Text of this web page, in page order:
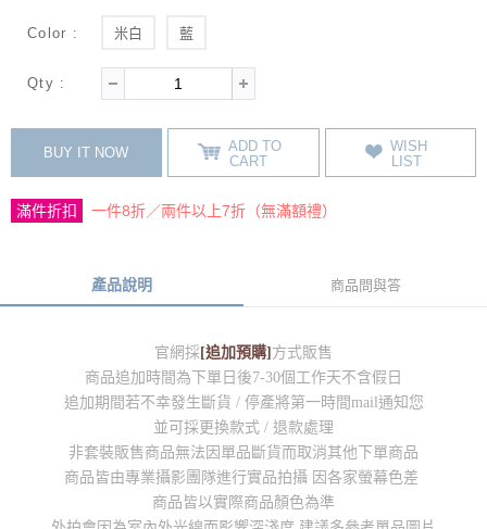
Color : 米白 藍
Qty :
BUY IT NOW
ADD TO
CART
WISH
LIST
滿件折扣 一件8折／兩件以上7折（無滿額禮）
產品說明 商品問與答
官網採[追加預購]方式販售
商品追加時間為下單日後7-30個工作天不含假日
追加期間若不幸發生斷貨 / 停產將第一時間mail通知您
並可採更換款式 / 退款處理
非套裝販售商品無法因單品斷貨而取消其他下單商品
商品皆由專業攝影團隊進行實品拍攝 因各家螢幕色差
商品皆以實際商品顏色為準